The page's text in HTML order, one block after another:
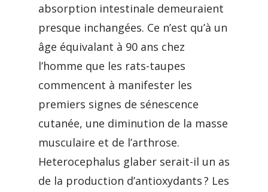
absorption intestinale demeuraient
presque inchangées. Ce n’est qu’à un
âge équivalant à 90 ans chez
l’homme que les rats-taupes
commencent à manifester les
premiers signes de sénescence
cutanée, une diminution de la masse
musculaire et de l’arthrose.
Heterocephalus glaber serait-il un as
de la production d’antioxydants ? Les